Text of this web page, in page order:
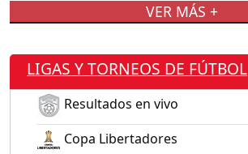
VER MÁS +
LIGAS Y TORNEOS DE FÚTBOL
Resultados en vivo
Copa Libertadores